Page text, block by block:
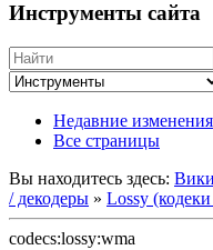
Инструменты сайта
Недавние изменения
Все страницы
Вы находитесь здесь:
/ декодеры » Lossy
codecs:lossy:wma